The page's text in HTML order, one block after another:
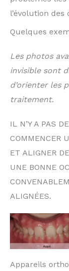
l’évolution
Quelques
Les photos
invisible sont
d’orienter les
traitement.
IL N’Y A PAS
COMMENCER
ET ALIGNER
UNE BONNE
ALIGNÉES.
Appareils